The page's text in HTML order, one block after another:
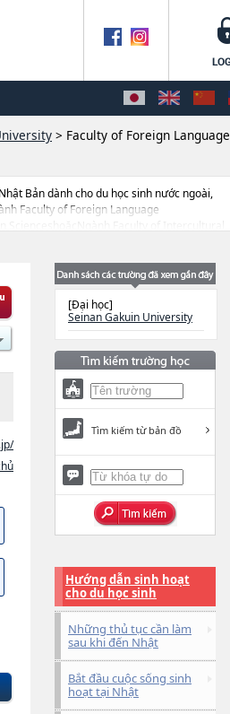
> Faculty of Foreign Language
Bản dành cho du học sinh nước ngoài,
Faculty of Foreign Language
[Đại học]
Seinan Gakuin University
Tìm kiếm từ bản đồ
Hướng dẫn sinh hoạt
cho du học sinh
Những thủ tục cần làm
sau khi đến Nhật
Bắt đầu cuộc sống sinh
hoạt tại Nhật